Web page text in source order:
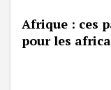
Afrique : ces
pour les